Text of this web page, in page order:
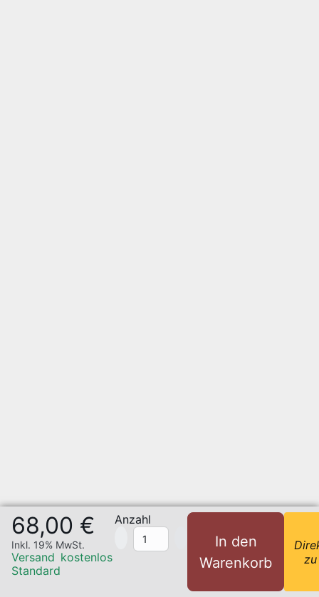
68,00 €
Inkl. 19% MwSt.
Versand
Standard
kostenlos
Anzahl
In den
Warenkorb
zu